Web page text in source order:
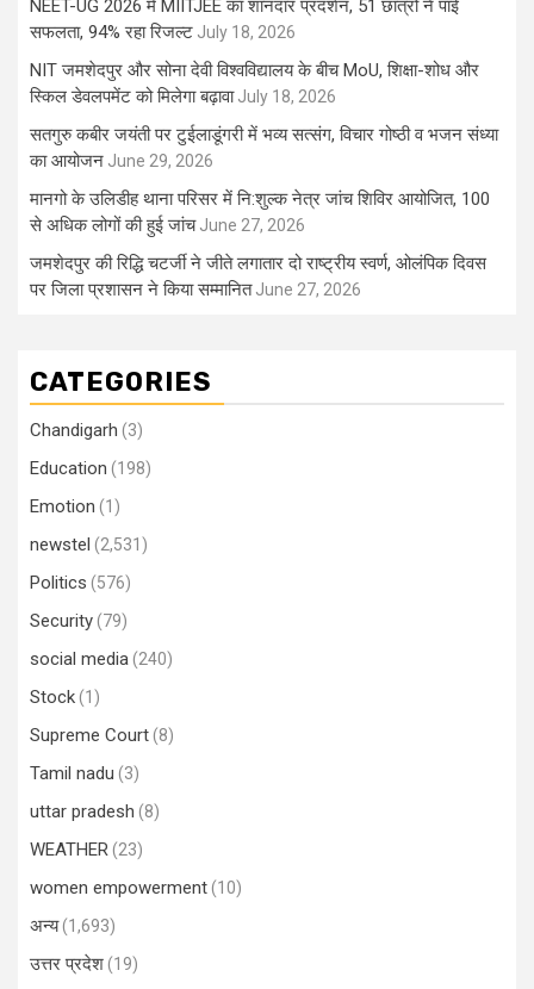
NEET-UG 2026 में MIITJEE का शानदार प्रदर्शन, 51 छात्रों ने पाई
सफलता, 94% रहा रिजल्ट July 18, 2026
NIT जमशेदपुर और सोना देवी विश्वविद्यालय के बीच MoU, शिक्षा-शोध और
स्किल डेवलपमेंट को मिलेगा बढ़ावा July 18, 2026
सतगुरु कबीर जयंती पर टुईलाडूंगरी में भव्य सत्संग, विचार गोष्ठी व भजन संध्या
का आयोजन June 29, 2026
मानगो के उलिडीह थाना परिसर में नि:शुल्क नेत्र जांच शिविर आयोजित, 100
से अधिक लोगों की हुई जांच June 27, 2026
जमशेदपुर की रिद्धि चटर्जी ने जीते लगातार दो राष्ट्रीय स्वर्ण, ओलंपिक दिवस
पर जिला प्रशासन ने किया सम्मानित June 27, 2026
CATEGORIES
Chandigarh (3)
Education (198)
Emotion (1)
newstel (2,531)
Politics (576)
Security(79)
social media(240)
Stock(1)
Supreme Court(8)
Tamil nadu (3)
uttar pradesh (8)
WEATHER(23)
women empowerment(10)
अन्य(1,693)
उत्तर प्रदेश(19)